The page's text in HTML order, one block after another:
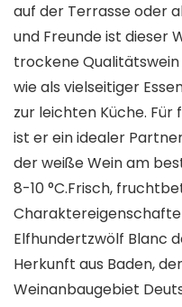
auf der Terrasse oder
und Freunde ist dieser
trockene
wie als vielseitiger
zur leichten Küche. Für
ist er ein idealer
der weiße Wein am
8-10 °C.Frisch,
Elfhundertzwölf Blanc
Herkunft aus Baden,
Weinanbaugebiet